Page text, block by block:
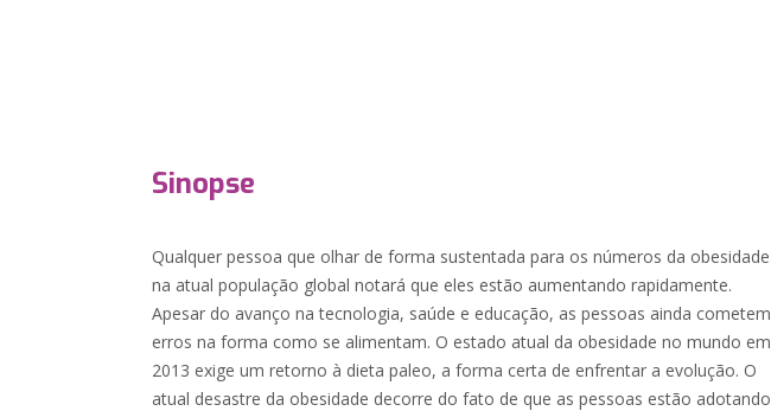
Sinopse
Qualquer pessoa que olhar de forma sustentada para os números da obesidade
na atual população global notará que eles estão aumentando rapidamente.
Apesar do avanço na tecnologia, saúde e educação, as pessoas ainda cometem
erros na forma como se alimentam. O estado atual da obesidade no mundo em
2013 exige um retorno à dieta paleo, a forma certa de enfrentar a evolução. O
atual desastre da obesidade decorre do fato de que as pessoas estão adotando